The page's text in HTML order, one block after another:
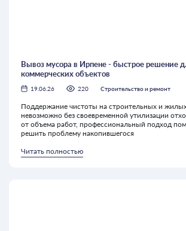
Вывоз мусора в Ирпене - быстрое решение
коммерческих объектов
19.06.26 220 Строительство и ремонт
Поддержание чистоты на строительных и
невозможно без своевременной утилизации
от объема работ, профессиональный подход
решить проблему накопившегося
Читать полностью